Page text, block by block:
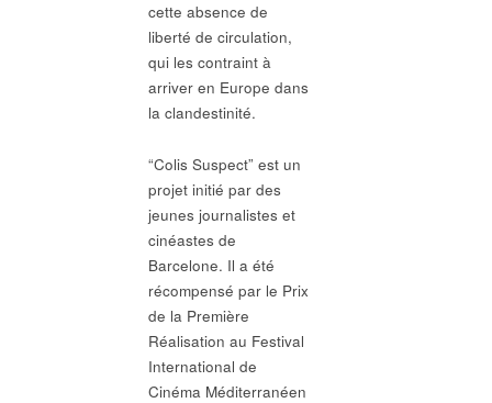
cette absence de
liberté de circulation,
qui les contraint à
arriver en Europe dans
la clandestinité.
“Colis Suspect” est un
projet initié par des
jeunes journalistes et
cinéastes de
Barcelone. Il a été
récompensé par le Prix
de la Première
Réalisation au Festival
International de
Cinéma Méditerranéen